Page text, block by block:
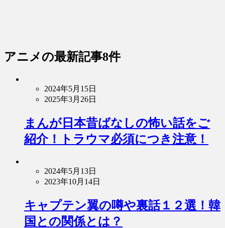
アニメの最新記事8件
2024年5月15日
2025年3月26日
まんが日本昔ばなしの怖い話をご
紹介！トラウマ必須につき注意！
2024年5月13日
2023年10月14日
キャプテン翼の噂や裏話１２選！韓
国との関係とは？